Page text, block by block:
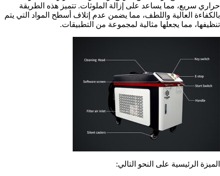
حراري سريع، مما يساعد على إزالة الملوثات. تتميز هذه الطريقة
بالكفاءة العالية واللطف، مما يضمن عدم إتلاف أسطح المواد التي يتم
تنظيفها، مما يجعلها مثالية لمجموعة من التطبيقات.
الميزة الرئيسية على النحو التالي: